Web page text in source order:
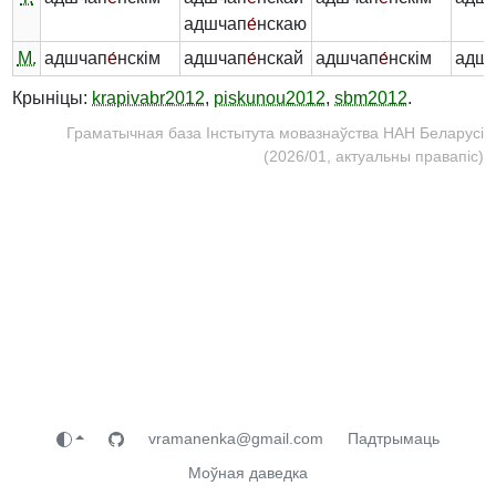
адшчапе́нскаю
М. адшчапе́нскім адшчапе́нскай адшчапе́нскім
Крыніцы: krapivabr2012, piskunou2012, sbm2012.
Граматычная база Інстытута мовазнаўства НАН Беларусі
(2026/01, актуальны правапіс)
vramanenka@gmail.com
Падтрымаць
Моўная даведка